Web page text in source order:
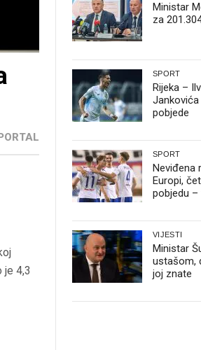
je 4,3
Ministar
za
SPORT
Rijeka –
pobjede
SPORT
Neviđena
Europi,
pobjedu –
VIJESTI
Ministar
ustašom,
joj znate